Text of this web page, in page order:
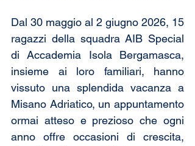
Dal 30 maggio al 2 giugno 2026, 15
ragazzi della squadra AIB Special
di Accademia Isola Bergamasca,
insieme ai loro familiari, hanno
vissuto una splendida vacanza a
Misano Adriatico, un appuntamento
ormai atteso e prezioso che ogni
anno offre occasioni di crescita,